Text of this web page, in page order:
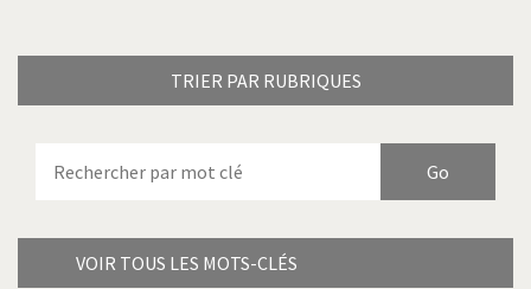
TRIER PAR RUBRIQUES
VOIR TOUS LES MOTS-CLÉS
Bienvenue en Italie
Bye Biden! Catholique ou pas très?